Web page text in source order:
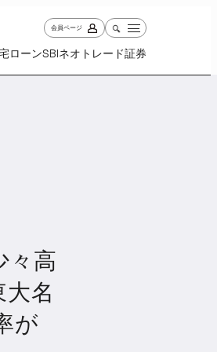
会員ページ
ローンSBIネオトレード証券
Life
々高
名
が